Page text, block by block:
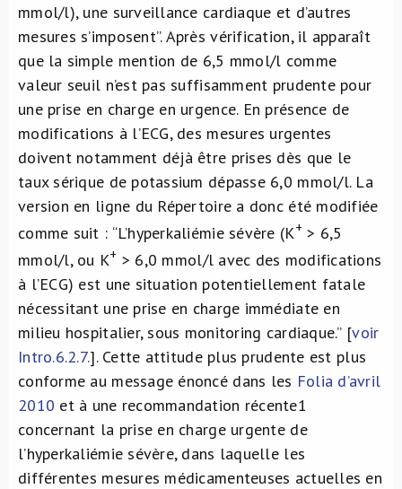
mmol/l), une surveillance cardiaque et d’autres
mesures s’imposent”. Après vérification, il apparaît
que la simple mention de 6,5 mmol/l comme
valeur seuil n’est pas suffisamment prudente pour
une prise en charge en urgence. En présence de
modifications à l’ECG, des mesures urgentes
doivent notamment déjà être prises dès que le
taux sérique de potassium dépasse 6,0 mmol/l. La
version en ligne du Répertoire a donc été modifiée
comme suit : “L’hyperkaliémie sévère (K+ > 6,5
mmol/l, ou K+ > 6,0 mmol/l avec des modifications
à l’ECG) est une situation potentiellement fatale
nécessitant une prise en charge immédiate en
milieu hospitalier, sous monitoring cardiaque.” [voir
Intro.6.2.7.]. Cette attitude plus prudente est plus
conforme au message énoncé dans les Folia d’avril
2010 et à une recommandation récente1
concernant la prise en charge urgente de
l’hyperkaliémie sévère, dans laquelle les
différentes mesures médicamenteuses actuelles en